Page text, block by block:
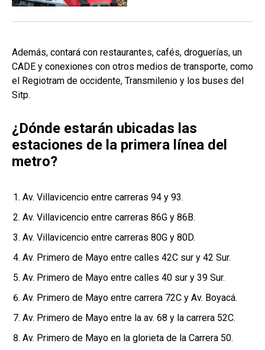
Además, contará con restaurantes, cafés, droguerías, un
CADE y conexiones con otros medios de transporte, como
el Regiotram de occidente, Transmilenio y los buses del
Sitp.
¿Dónde estarán ubicadas las
estaciones de la primera línea del
metro?
Av. Villavicencio entre carreras 94 y 93.
Av. Villavicencio entre carreras 86G y 86B.
Av. Villavicencio entre carreras 80G y 80D.
Av. Primero de Mayo entre calles 42C sur y 42 Sur.
Av. Primero de Mayo entre calles 40 sur y 39 Sur.
Av. Primero de Mayo entre carrera 72C y Av. Boyacá.
Av. Primero de Mayo entre la av. 68 y la carrera 52C.
Av. Primero de Mayo en la glorieta de la Carrera 50.